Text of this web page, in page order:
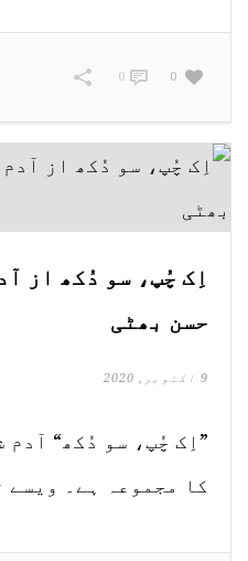
0
0
اِک چُپ، سو دُکھ از
حسن بھٹی
9 اکتوبر, 2020
”اِک چُپ، سو دُکھ“
کا مجموعہ ہے۔ ویسے